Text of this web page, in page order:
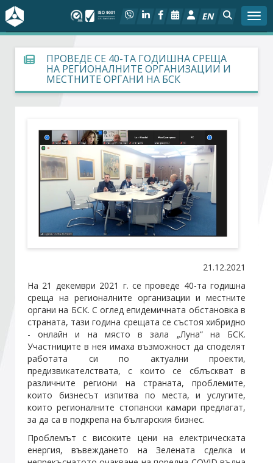
EN
За БСК
На фокус
Социален диалог
Дейности
Арбитражен съд
Проекти
Стани член
Абонирайте се!
ПРОВЕДЕ СЕ 40-ТА ГОДИШНА СРЕЩА
НА РЕГИОНАЛНИТЕ ОРГАНИЗАЦИИ И
МЕСТНИТЕ ОРГАНИ НА БСК
21.12.2021
На 21 декември 2021 г. се проведе 40-та годишна
среща на регионалните организации и местните
органи на БСК. С оглед епидемичната обстановка в
страната, тази година срещата се състоя хибридно
- онлайн и на място в зала „Луна“ на БСК.
Участниците в нея имаха възможност да споделят
работата си по актуални проекти,
предизвикателствата, с които се сблъскват в
различните региони на страната, проблемите,
които бизнесът изпитва по места, и услугите,
които регионалните стопански камари предлагат,
за да са в подкрепа на българския бизнес.
Проблемът с високите цени на електрическата
енергия, въвеждането на Зелената сделка и